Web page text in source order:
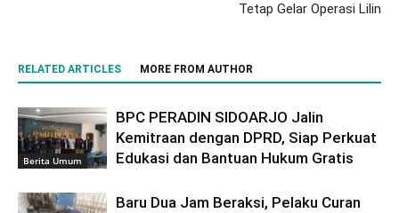
Tetap Gelar Operasi Lilin
RELATED ARTICLES MORE FROM AUTHOR
Berita Umum
BPC PERADIN SIDOARJO Jalin
Kemitraan dengan DPRD, Siap Perkuat
Edukasi dan Bantuan Hukum Gratis
Baru Dua Jam Beraksi, Pelaku Curan